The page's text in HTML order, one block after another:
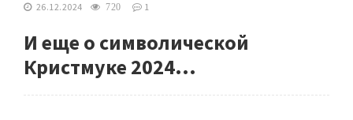
26.12.2024 720 1
И еще о символической
Кристмуке 2024...